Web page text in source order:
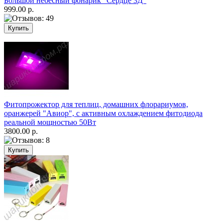
999.00 р.
Фитопрожектор для теплиц, домашних флорариумов,
оранжерей "Авиор", с активным охлаждением фитодиода
реальной мощностью 50Вт
3800.00 р.